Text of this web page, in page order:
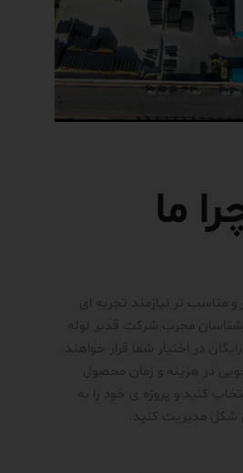
ما
و مناسب تر نیازمند تجربه ای
مجرب شرکت قدیر لوله
در اختیار شما قرار خواهند
در هزینه و زمان محصول
کنید و پروژه ی خود را به
شکل مدیریت کنید.